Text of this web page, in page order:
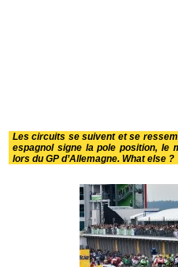
Les circuits se suivent et se
espagnol signe la pole position, le
lors du GP d’Allemagne. What else ?